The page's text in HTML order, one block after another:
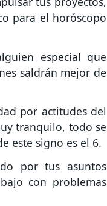
para el horóscopo
especial que
saldrán mejor de
por actitudes del
tranquilo, todo se
este signo es el 6.
por tus asuntos
con problemas